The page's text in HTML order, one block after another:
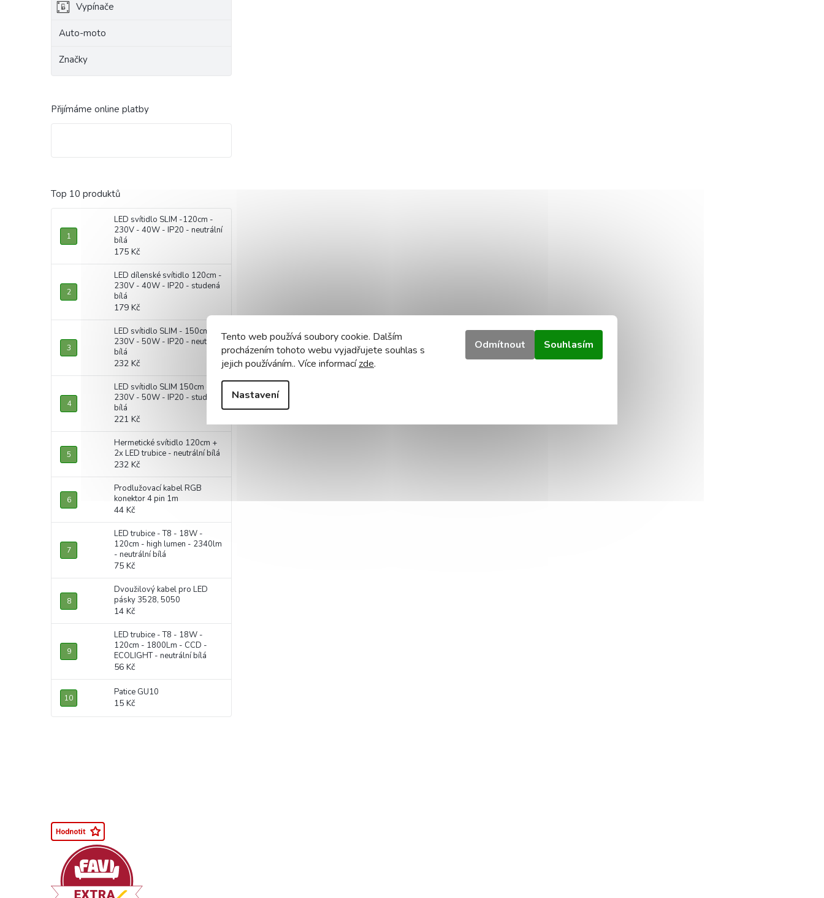
Tento web používá soubory cookie. Dalším
procházením tohoto webu vyjadřujete souhlas s
jejich používáním.. Více informacízde.
Nastavení
Odmítnout Souhlasím
Vypínače
Auto-moto
Značky
Přijímáme online platby
Top 10 produktů
LED svítidlo SLIM -120cm -
230V - 40W - IP20 - neutrální
bílá
175 Kč
LED dílenské svítidlo 120cm -
230V - 40W - IP20 - studená
bílá
179 Kč
LED svítidlo SLIM - 150cm -
230V - 50W - IP20 - neutrální
bílá
232 Kč
LED svítidlo SLIM 150cm -
230V - 50W - IP20 - studená
bílá
221 Kč
Hermetické svítidlo 120cm +
2x LED trubice - neutrální bílá
232 Kč
Prodlužovací kabel RGB
konektor 4 pin 1m
44 Kč
LED trubice - T8 - 18W -
120cm - high lumen - 2340lm
- neutrální bílá
75 Kč
Dvoužilový kabel pro LED
pásky 3528, 5050
14 Kč
LED trubice - T8 - 18W -
120cm - 1800Lm - CCD -
ECOLIGHT - neutrální bílá
56 Kč
Patice GU10
15 Kč